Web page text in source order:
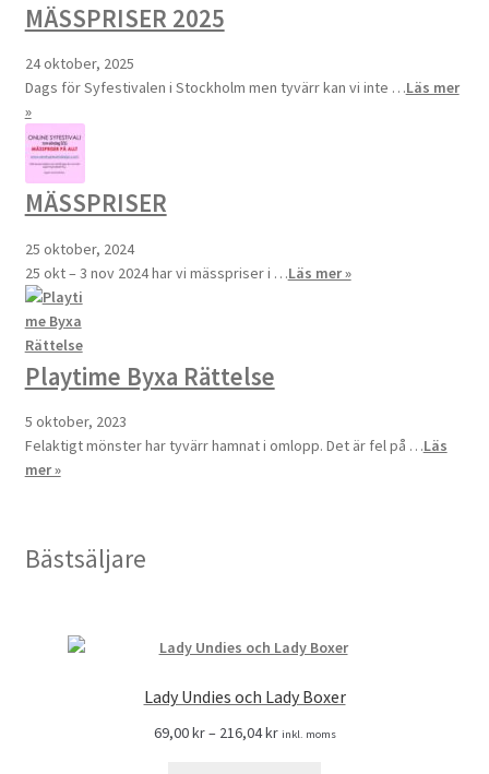
MÄSSPRISER 2025
24 oktober, 2025
Dags för Syfestivalen i Stockholm men tyvärr kan vi inte …Läs mer
»
MÄSSPRISER
25 oktober, 2024
25 okt – 3 nov 2024 har vi mässpriser i …Läs mer »
Playtime Byxa Rättelse
5 oktober, 2023
Felaktigt mönster har tyvärr hamnat i omlopp. Det är fel på …Läs
mer »
Bästsäljare
Lady Undies och Lady Boxer
69,00kr– 216,04kr inkl. moms